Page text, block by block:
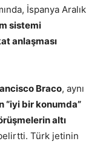
İspanya Aralık
sistemi
anlaşması
Braco, aynı
“iyi bir konumda”
altı
Türk jetinin